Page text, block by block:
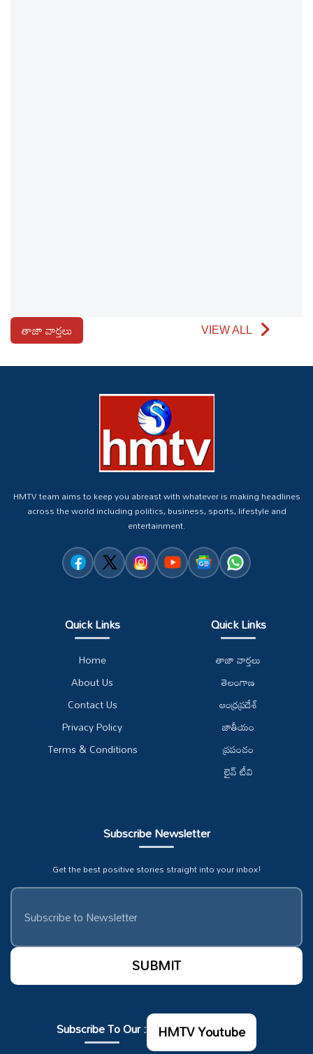
తాజా వార్తలు VIEW ALL
HMTV team aims to keep you abreast with whatever is making headlines
across the world including politics, business, sports, lifestyle and
entertainment.
Quick Links
Home
About Us
Contact Us
Privacy Policy
Terms & Conditions
Quick Links
తాజా వార్తలు
తెలంగాణ
ఆంధ్రప్రదేశ్
జాతీయం
ప్రపంచం
లైవ్ టీవి
Subscribe Newsletter
Get the best positive stories straight into your inbox!
Subscribe To Our : HMTV Youtube